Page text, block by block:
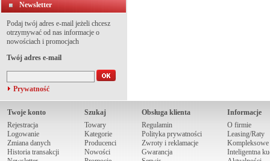
Newsletter
Podaj twój adres e-mail jeżeli chcesz
otrzymywać od nas informacje o
nowościach i promocjach
Twój adres e-mail
Prywatność
Twoje konto
Rejestracja
Logowanie
Zmiana danych
Historia transakcji
Szukaj
Towary
Kategorie
Producenci
Nowości
Obsługa klienta
Regulamin
Polityka prywatności
Zwroty i reklamacje
Gwarancja
Informacje
O firmie
Leasing/Raty
Kompleksowe
Inteligentna